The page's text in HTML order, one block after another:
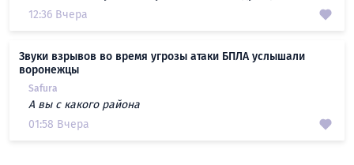
12:36 Вчера
Звуки взрывов во время угрозы атаки БПЛА услышали
воронежцы
Safura
А вы с какого района
01:58 Вчера